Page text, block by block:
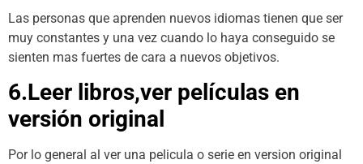
Las personas que aprenden nuevos idiomas tienen que ser
muy constantes y una vez cuando lo haya conseguido se
sienten mas fuertes de cara a nuevos objetivos.
6.Leer libros,ver películas en
versión original
Por lo general al ver una pelicula o serie en version original